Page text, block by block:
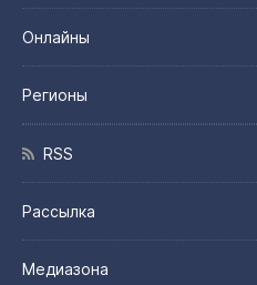
Онлайны
Регионы
RSS
Рассылка
Медиазона